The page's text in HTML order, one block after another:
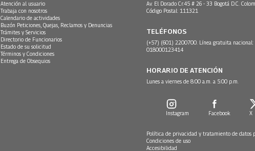
Atención al usuario
Trabaja con nosotros
Calendario de actividades
Buzón Peticiones, Quejas, Reclamos y Denuncias
Trámites y Servicios
Directorio de Funcionarios
Estado de su solicitud
Términos y Condiciones
Entrega de Obsequios
Av. El Dorado Cr.45 # 26 - 33 Bogotá D.C.
Código Postal: 111321
TELÉFONOS
(+57) (601) 2200700. Línea gratuita nacional:
018000123414
HORARIO DE ATENCIÓN
Lunes a viernes de 8:00 a.m. a 5:00 p.m.
Instagram Facebook X
Política de privacidad y tratamiento de datos
Condiciones de uso
Accesibilidad